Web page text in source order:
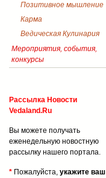
Позитивное мышление
Карма
Ведическая Кулинария
Мероприятия, события,
конкурсы
Рассылка Новости
Vedaland.Ru
Вы можете получать
еженедельную новостную
рассылку нашего портала.
* Пожалуйста, укажите ваш